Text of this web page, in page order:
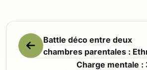
Battle déco entre deux
chambres parentales :
chic VS Colonial bohème
Charge mentale :